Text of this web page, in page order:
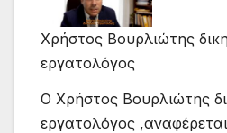
Χρήστος Βουρλιώτης
εργατολόγος
O Χρήστος Βουρλιώτης
εργατολόγος